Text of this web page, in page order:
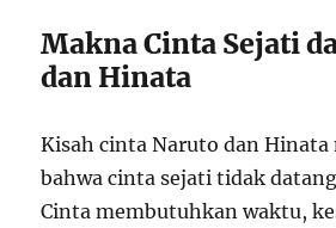
Makna Cinta Sejati
dan Hinata
Kisah cinta Naruto dan Hinata
bahwa cinta sejati tidak
Cinta membutuhkan waktu,